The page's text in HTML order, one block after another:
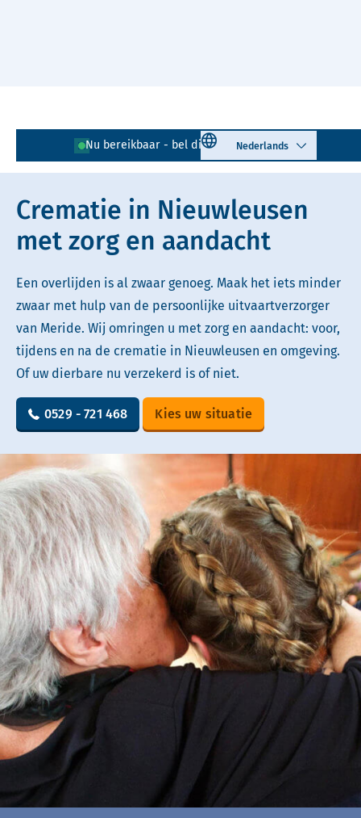
Nu bereikbaar - bel direct! 0529 - 721 468
Select language
Lees voor Uitleg woorden
Simpele tekst
Crematie in Nieuwleusen
met zorg en aandacht
Een overlijden is al zwaar genoeg. Maak het iets minder
zwaar met hulp van de persoonlijke uitvaartverzorger
van Meride. Wij omringen u met zorg en aandacht: voor,
tijdens en na de crematie in Nieuwleusen en omgeving.
Of uw dierbare nu verzekerd is of niet.
0529 - 721 468 Kies uw situatie